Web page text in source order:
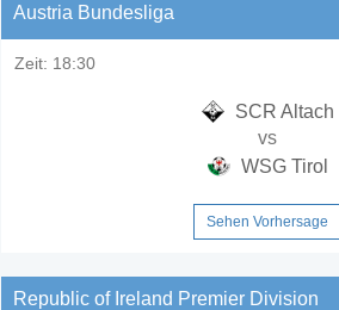
Austria Bundesliga
Zeit: 18:30
SCR Altach
vs
WSG Tirol
Sehen Vorhersage
Republic of Ireland Premier Division